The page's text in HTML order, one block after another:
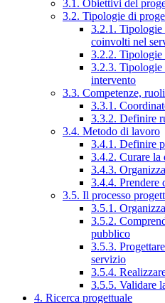
3.1. Obiettivi del
3.2. Tipologie di
3.2.1. Tipologie
coinvolti nel
3.2.2. Tipologie
3.2.3. Tipologie
intervento
3.3. Competenze,
3.3.1.
3.3.2. Definire
3.4. Metodo di lavoro
3.4.1. Definire
3.4.2. Curare la
3.4.3.
3.4.4. Prendere
3.5. Il processo
3.5.1.
3.5.2.
pubblico
3.5.3.
servizio
3.5.4.
3.5.5. Validare
4. Ricerca progettuale